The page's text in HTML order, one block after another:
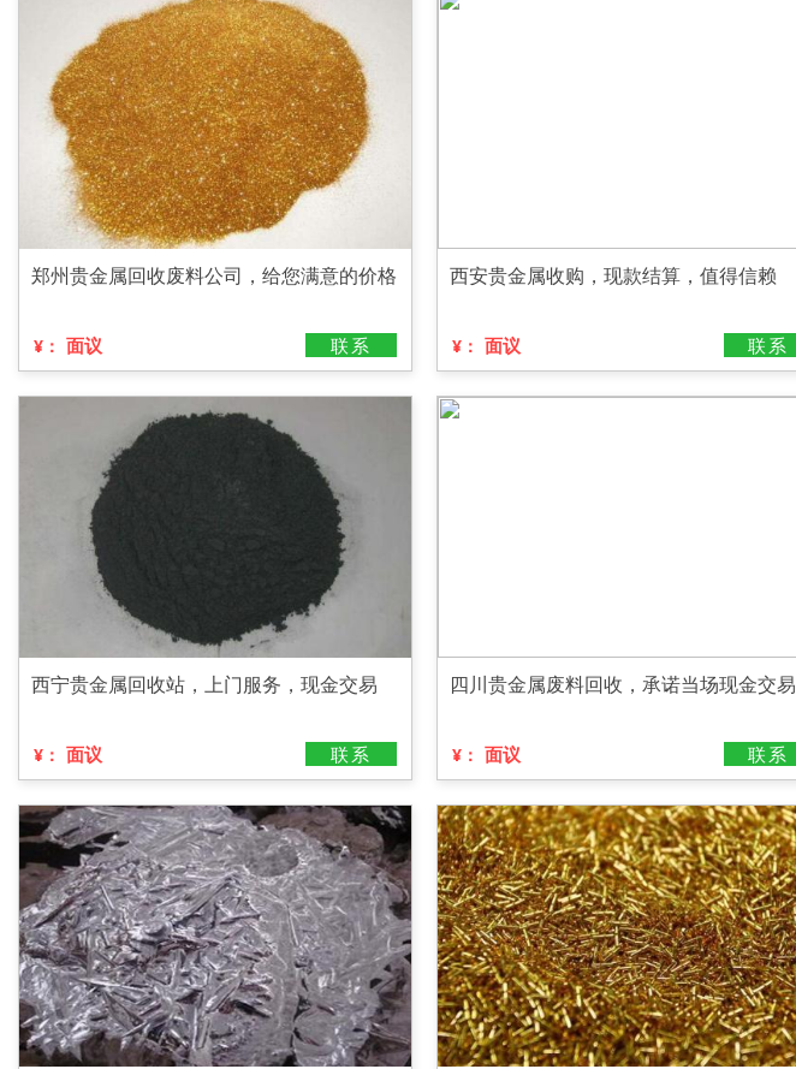
郑州贵金属回收废料公司，给您满意的价格
¥： 面议 联系
西安贵金属收购，现款结算，值得信赖
¥： 面议 联系
西宁贵金属回收站，上门服务，现金交易
¥： 面议 联系
四川贵金属废料回收，承诺当场现金交易
¥： 面议 联系